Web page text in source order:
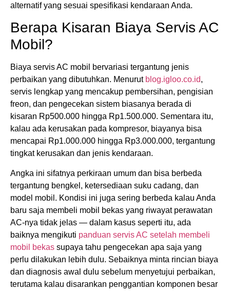
alternatif yang sesuai spesifikasi kendaraan Anda.
Berapa Kisaran Biaya Servis AC
Mobil?
Biaya servis AC mobil bervariasi tergantung jenis
perbaikan yang dibutuhkan. Menurut blog.igloo.co.id,
servis lengkap yang mencakup pembersihan, pengisian
freon, dan pengecekan sistem biasanya berada di
kisaran Rp500.000 hingga Rp1.500.000. Sementara itu,
kalau ada kerusakan pada kompresor, biayanya bisa
mencapai Rp1.000.000 hingga Rp3.000.000, tergantung
tingkat kerusakan dan jenis kendaraan.
Angka ini sifatnya perkiraan umum dan bisa berbeda
tergantung bengkel, ketersediaan suku cadang, dan
model mobil. Kondisi ini juga sering berbeda kalau Anda
baru saja membeli mobil bekas yang riwayat perawatan
AC-nya tidak jelas — dalam kasus seperti itu, ada
baiknya mengikuti panduan servis AC setelah membeli
mobil bekas supaya tahu pengecekan apa saja yang
perlu dilakukan lebih dulu. Sebaiknya minta rincian biaya
dan diagnosis awal dulu sebelum menyetujui perbaikan,
terutama kalau disarankan penggantian komponen besar